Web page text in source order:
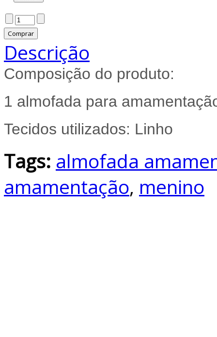
Descrição
Composição do produto:
1 almofada para
Tecidos utilizados: Linho
Tags: almofada
amamentação, menino